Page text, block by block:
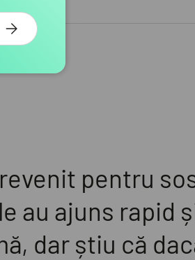
pentru
au ajuns rapid
dar știu că
ABONEAZA-TE